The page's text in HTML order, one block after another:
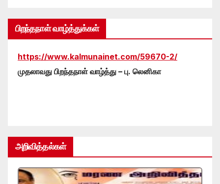
பிறந்தநாள் வாழ்த்துக்கள்
https://www.kalmunainet.com/59670-2/
முதலாவது பிறந்தநாள் வாழ்த்து – பு. லெனிகா
அறிவித்தல்கள்